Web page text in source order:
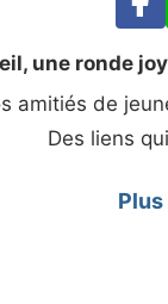
une ronde
amitiés de
Des liens